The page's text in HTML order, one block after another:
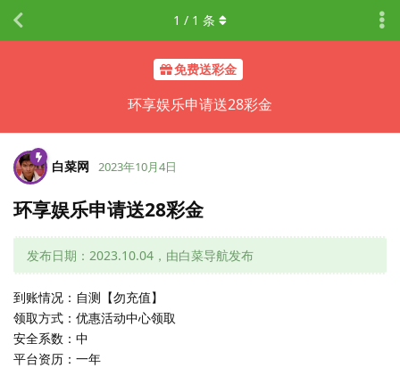
免费送彩金
环享娱乐申请送28彩金
1 / 1 条
白菜网 2023年10月4日
环享娱乐申请送28彩金
发布日期：2023.10.04，由白菜导航发布
到账情况：自测【勿充值】
领取方式：优惠活动中心领取
安全系数：中
平台资历：一年